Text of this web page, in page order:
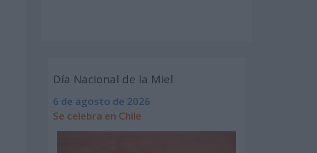
Día Nacional de la Miel
6 de agosto de 2026
Se celebra en Chile